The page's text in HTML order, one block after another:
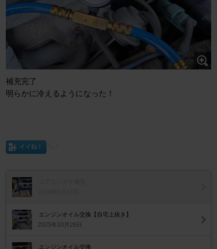
補充完了
明らかに冷えるようになった！
イイね！
エンジンオイル交換【自宅上抜き】
2025年10月26日
エンジンオイル交換